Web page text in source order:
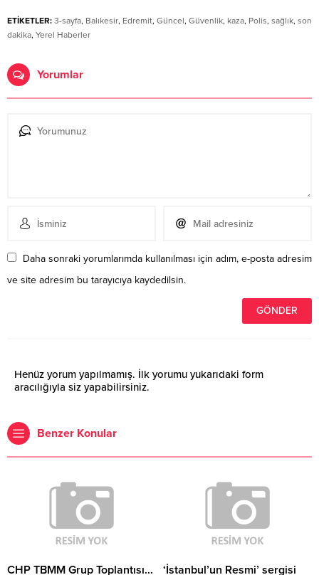
ETİKETLER: 3-sayfa, Balıkesir, Edremit, Güncel, Güvenlik, kaza, Polis, sağlık, son
dakika, Yerel Haberler
Yorumlar
Daha sonraki yorumlarımda kullanılması için adım, e-posta adresim
ve site adresim bu tarayıcıya kaydedilsin.
Henüz yorum yapılmamış. İlk yorumu yukarıdaki form
aracılığıyla siz yapabilirsiniz.
Benzer Konular
CHP TBMM Grup Toplantısı…
‘İstanbul’un Resmi’ sergisi